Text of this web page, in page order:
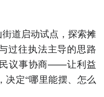
道启动试点，探索摊
过往执法主导的思路
议事协商——让利益
决定“哪里能摆、怎么